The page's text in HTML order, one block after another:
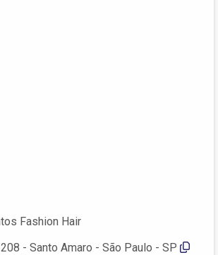
Fashion Hair
- Santo Amaro - São Paulo - SP